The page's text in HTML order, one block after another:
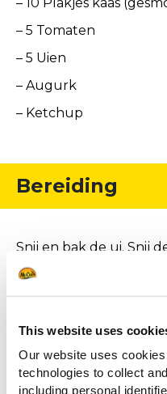
This website uses
Our website uses
technologies to collect
including personal
– 5 Tomaten
– 5 Uien
– Augurk
– Ketchup
Bereiding
Snij en bak de ui. Snij
in plakjes. Bak de
Volg de
Leg op een Potato
gehaktburger, de